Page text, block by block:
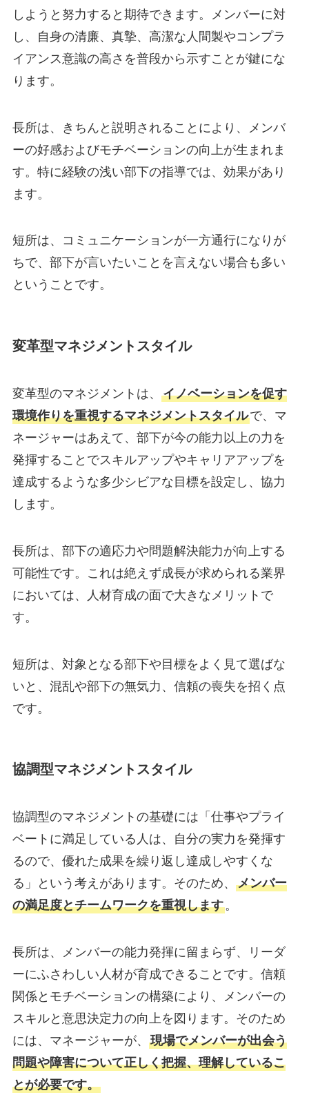
しようと努力すると期待できます。メンバーに対
し、自身の清廉、真摯、高潔な人間製やコンプラ
イアンス意識の高さを普段から示すことが鍵にな
ります。
長所は、きちんと説明されることにより、メンバ
ーの好感およびモチベーションの向上が生まれま
す。特に経験の浅い部下の指導では、効果があり
ます。
短所は、コミュニケーションが一方通行になりが
ちで、部下が言いたいことを言えない場合も多い
ということです。
変革型マネジメントスタイル
変革型のマネジメントは、 イノベーションを促す
環境作りを重視するマネジメントスタイルで、マ
ネージャーはあえて、部下が今の能力以上の力を
発揮することでスキルアップやキャリアアップを
達成するような多少シビアな目標を設定し、協力
します。
長所は、部下の適応力や問題解決能力が向上する
可能性です。これは絶えず成長が求められる業界
においては、人材育成の面で大きなメリットで
す。
短所は、対象となる部下や目標をよく見て選ばな
いと、混乱や部下の無気力、信頼の喪失を招く点
です。
協調型マネジメントスタイル
協調型のマネジメントの基礎には「仕事やプライ
ベートに満足している人は、自分の実力を発揮す
るので、優れた成果を繰り返し達成しやすくな
る」という考えがあります。そのため、 メンバー
の満足度とチームワークを重視します。
長所は、メンバーの能力発揮に留まらず、リーダ
ーにふさわしい人材が育成できることです。信頼
関係とモチベーションの構築により、メンバーの
スキルと意思決定力の向上を図ります。そのため
には、マネージャーが、 現場でメンバーが出会う
問題や障害について正しく把握、理解しているこ
とが必要です。